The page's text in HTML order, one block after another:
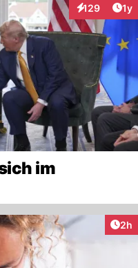
129
Interaktionen
1y
im
2h